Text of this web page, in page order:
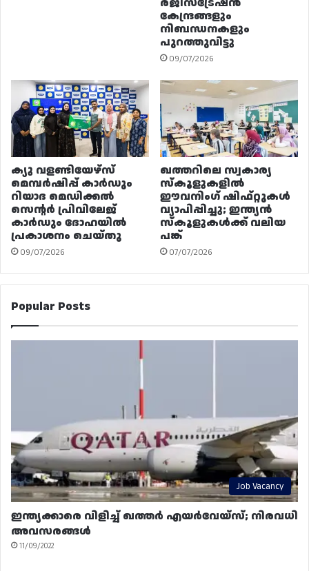
കേന്ദ്രങ്ങളും
നിബന്ധനകളും
പുറത്തുവിട്ടു
09/07/2026
ക്യു വളണ്ടിയേഴ്‌സ്
മെമ്പർഷിപ്പ് കാർഡും
റിയാദ മെഡിക്കൽ
സെന്റർ പ്രിവിലേജ്
കാർഡും ദോഹയിൽ
പ്രകാശനം ചെയ്തു
09/07/2026
ഖത്തറിലെ സ്വകാര്യ
സ്കൂളുകളിൽ
ഈവനിംഗ് ഷിഫ്റ്റുകൾ
വ്യാപിപ്പിച്ചു; ഇന്ത്യൻ
സ്കൂളുകൾക്ക് വലിയ
പങ്ക്
07/07/2026
Popular Posts
Job Vacancy
ഇന്ത്യക്കാരെ വിളിച്ച് ഖത്തർ എയർവേയ്‌സ്; നിരവധി
അവസരങ്ങൾ
11/09/2022